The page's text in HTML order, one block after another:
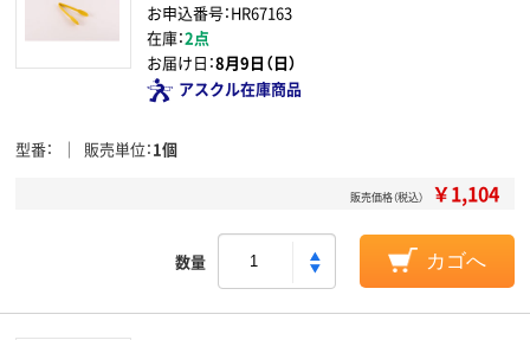
お申込番号：HR67163
在庫：2点
お届け日：8月9日（日）
アスクル在庫商品
型番 販売単位 1個
販売価格（税込） ￥1,104
数量 カゴへ